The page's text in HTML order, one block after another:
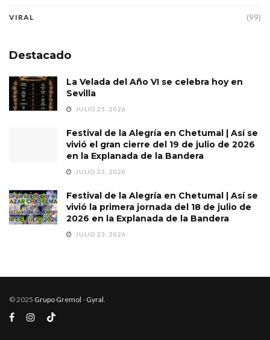
VIRAL (99)
Destacado
La Velada del Año VI se celebra hoy en
Sevilla
JULIO 25, 2026
Festival de la Alegría en Chetumal | Así se
vivió el gran cierre del 19 de julio de 2026
en la Explanada de la Bandera
JULIO 23, 2026
Festival de la Alegría en Chetumal | Así se
vivió la primera jornada del 18 de julio de
2026 en la Explanada de la Bandera
JULIO 23, 2026
© 2025 Grupo Gremol - Gyral